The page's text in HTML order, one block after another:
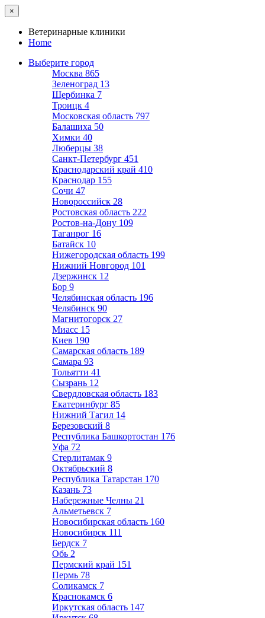
×
Ветеринарные клиники
Home
Выберите город
Москва 865
Зеленоград 13
Щербинка 7
Троицк 4
Московская область 797
Балашиха 50
Химки 40
Люберцы 38
Санкт-Петербург 451
Краснодарский край 410
Краснодар 155
Сочи 47
Новороссийск 28
Ростовская область 222
Ростов-на-Дону 109
Таганрог 16
Батайск 10
Нижегородская область 199
Нижний Новгород 101
Дзержинск 12
Бор 9
Челябинская область 196
Челябинск 90
Магнитогорск 27
Миасс 15
Киев 190
Самарская область 189
Самара 93
Тольятти 41
Сызрань 12
Свердловская область 183
Екатеринбург 85
Нижний Тагил 14
Березовский 8
Республика Башкортостан 176
Уфа 72
Стерлитамак 9
Октябрьский 8
Республика Татарстан 170
Казань 73
Набережные Челны 21
Альметьевск 7
Новосибирская область 160
Новосибирск 111
Бердск 7
Обь 2
Пермский край 151
Пермь 78
Соликамск 7
Краснокамск 6
Иркутская область 147